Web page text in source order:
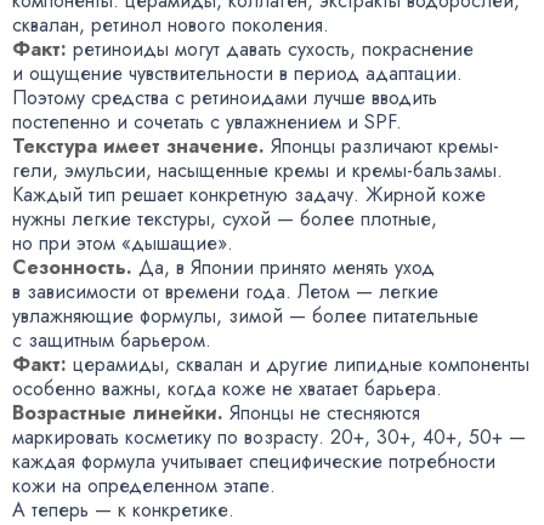
сквалан, ретинол нового поколения.
Факт: ретиноиды могут давать сухость, покраснение
и ощущение чувствительности в период адаптации.
Поэтому средства с ретиноидами лучше вводить
постепенно и сочетать с увлажнением и SPF.
Текстура имеет значение. Японцы различают кремы-
гели, эмульсии, насыщенные кремы и кремы-бальзамы.
Каждый тип решает конкретную задачу. Жирной коже
нужны легкие текстуры, сухой — более плотные,
но при этом «дышащие».
Сезонность. Да, в Японии принято менять уход
в зависимости от времени года. Летом — легкие
увлажняющие формулы, зимой — более питательные
с защитным барьером.
Факт: церамиды, сквалан и другие липидные компоненты
особенно важны, когда коже не хватает барьера.
Возрастные линейки. Японцы не стесняются
маркировать косметику по возрасту. 20+, 30+, 40+, 50+ —
каждая формула учитывает специфические потребности
кожи на определенном этапе.
А теперь — к конкретике.